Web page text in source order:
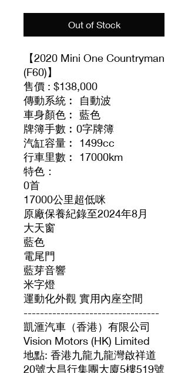
Out of Stock
【2020 Mini One Countryman
(F60)】
售價 : $138,000
傳動系統︰ 自動波
車身顏色︰ 藍色
牌簿手數︰0字牌簿
汽缸容量︰ 1499cc
行車里數︰ 17000km
特色：
0首
17000公里超低咪
原廠保養紀錄至2024年8月
大天窗
藍色
電尾門
藍芽音響
米字燈
運動化外觀 實用內座空間
---------------------------------
凱滙汽車（香港）有限公司
Vision Motors (HK) Limited
地點: 香港九龍九龍灣啟祥道
20號大昌行集團大廈5樓519號